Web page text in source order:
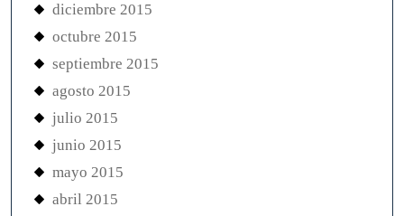
diciembre 2015
octubre 2015
septiembre 2015
agosto 2015
julio 2015
junio 2015
mayo 2015
abril 2015